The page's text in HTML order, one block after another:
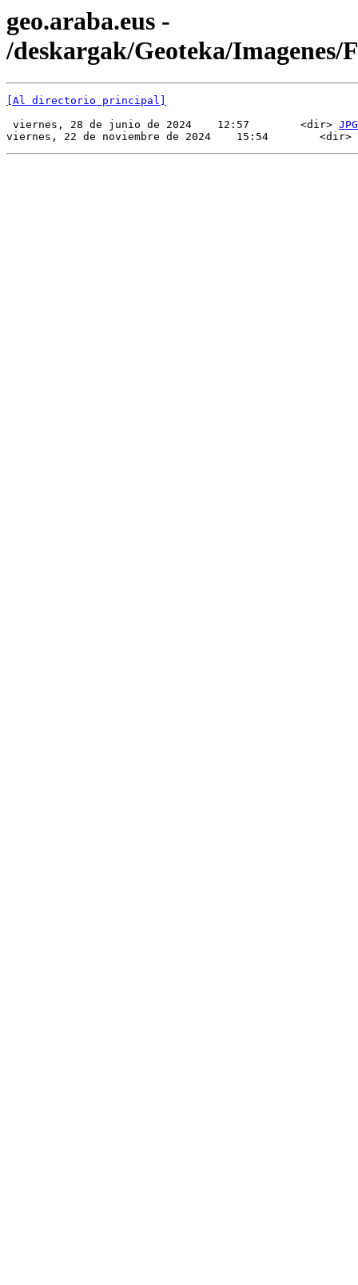
geo.araba.eus -
/deskargak/Geoteka/Imagenes/
[Al directorio principal]
viernes, 28 de junio de 2024    12:57        <dir> JPG
viernes, 22 de noviembre de 2024    15:54        <dir>